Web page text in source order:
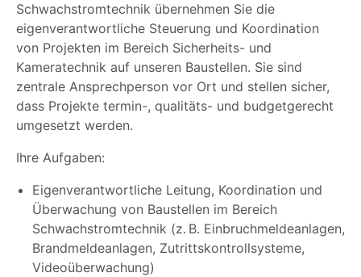
Schwachstromtechnik übernehmen Sie die
eigenverantwortliche Steuerung und Koordination
von Projekten im Bereich Sicherheits- und
Kameratechnik auf unseren Baustellen. Sie sind
zentrale Ansprechperson vor Ort und stellen sicher,
dass Projekte termin-, qualitäts- und budgetgerecht
umgesetzt werden.
Ihre Aufgaben:
Eigenverantwortliche Leitung, Koordination und
Überwachung von Baustellen im Bereich
Schwachstromtechnik (z. B. Einbruchmeldeanlagen,
Brandmeldeanlagen, Zutrittskontrollsysteme,
Videoüberwachung)